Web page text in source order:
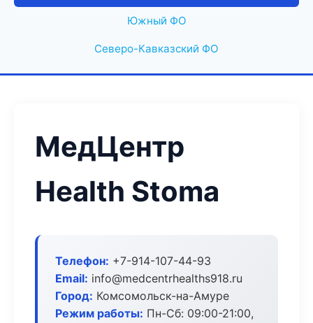
Южный ФО
Северо-Кавказский ФО
МедЦентр
Health Stoma
Телефон: +7-914-107-44-93
Email: info@medcentrhealths918.ru
Город: Комсомольск-на-Амуре
Режим работы: Пн-Сб: 09:00-21:00,